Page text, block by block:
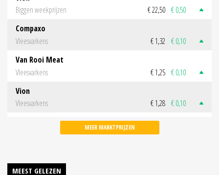
Biggen weekprijzen
€ 22,50 € 0,50
Compaxo
Vleesvarkens
€ 1,32 € 0,10
Van Rooi Meat
Vleesvarkens
€ 1,25 € 0,10
Vion
Vleesvarkens
€ 1,28 € 0,10
MEER MARKTPRIJZEN
MEEST GELEZEN